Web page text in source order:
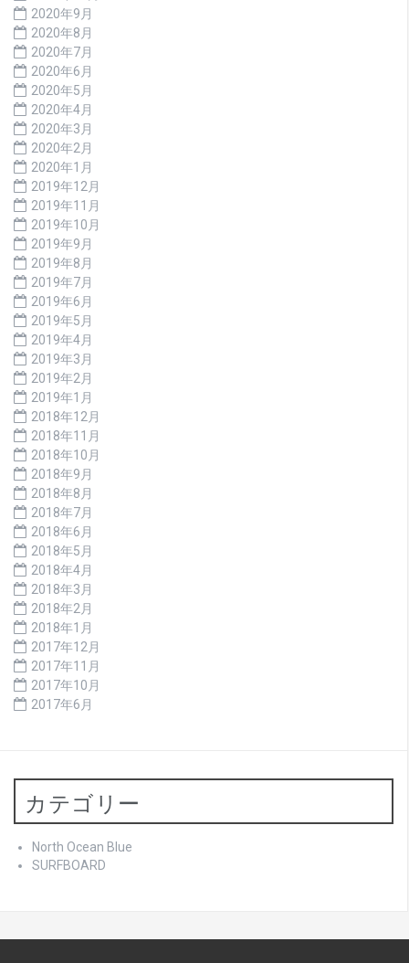
2020年9月
2020年8月
2020年7月
2020年6月
2020年5月
2020年4月
2020年3月
2020年2月
2020年1月
2019年12月
2019年11月
2019年10月
2019年9月
2019年8月
2019年7月
2019年6月
2019年5月
2019年4月
2019年3月
2019年2月
2019年1月
2018年12月
2018年11月
2018年10月
2018年9月
2018年8月
2018年7月
2018年6月
2018年5月
2018年4月
2018年3月
2018年2月
2018年1月
2017年12月
2017年11月
2017年10月
2017年6月
カテゴリー
North Ocean Blue
SURFBOARD